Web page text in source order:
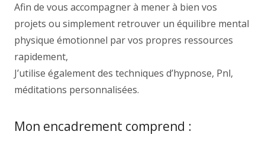
Afin de vous accompagner à mener à bien vos
projets ou simplement retrouver un équilibre mental
physique émotionnel par vos propres ressources
rapidement,
J’utilise également des techniques d’hypnose, Pnl,
méditations personnalisées.
Mon encadrement comprend :